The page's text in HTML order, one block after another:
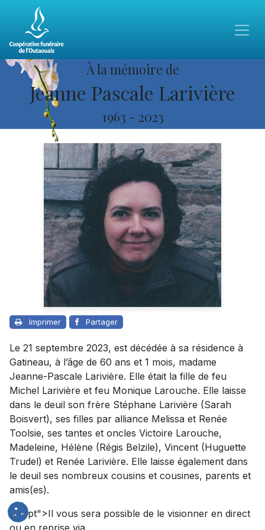
À la mémoire de
Jeanne Pascale Larivière
1963 - 2023
Imprimer Partager
Le 21 septembre 2023, est décédée à sa résidence à
Gatineau, à l’âge de 60 ans et 1 mois, madame
Jeanne-Pascale Larivière. Elle était la fille de feu
Michel Larivière et feu Monique Larouche. Elle laisse
dans le deuil son frère Stéphane Larivière (Sarah
Boisvert), ses filles par alliance Melissa et Renée
Toolsie, ses tantes et oncles Victoire Larouche,
Madeleine, Hélène (Régis Belzile), Vincent (Huguette
Trudel) et Renée Larivière. Elle laisse également dans
le deuil ses nombreux cousins et cousines, parents et
amis(es).
18.0pt">Il vous sera possible de le visionner en direct
ou en reprise via